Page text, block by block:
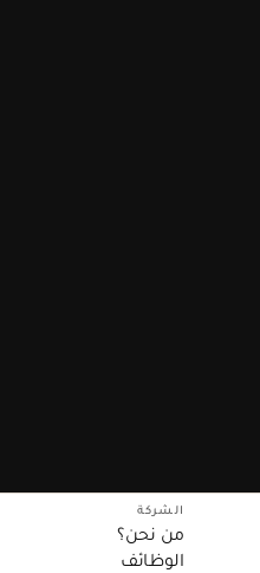
الشركة
من نحن؟
الوظائف